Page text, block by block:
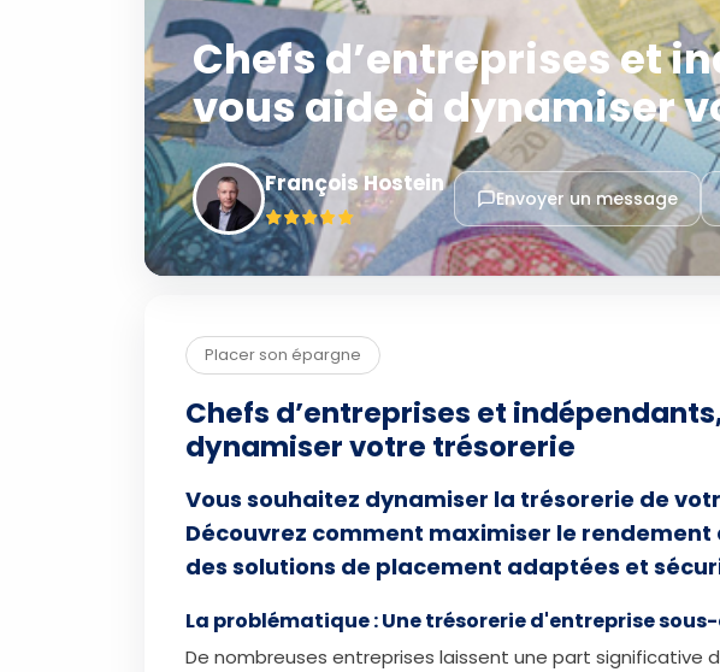
Chefs d’entreprises et
vous aide à dynamiser
François Hostein
Envoyer un message
Placer son épargne
Chefs d’entreprises et
dynamiser votre trésorerie
Vous souhaitez dynamiser la trésorerie de
Découvrez comment maximiser le rendement
des solutions de placement adaptées et
La problématique : Une trésorerie d'entreprise
De nombreuses entreprises laissent une part significative